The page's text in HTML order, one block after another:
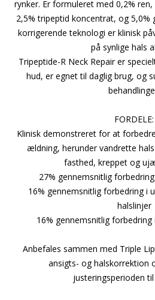
rynker. Er formuleret med 0,2%
2,5% tripeptid koncentrat, og 5,0%
korrigerende teknologi er klinisk
på synlige hals
Tripeptide-R Neck Repair er
hud, er egnet til daglig brug, og
FORDELE:
Klinisk demonstreret for at
ældning, herunder vandrette
fasthed, kreppet og
27% gennemsnitlig
16% gennemsnitlig forbedring i
halslinjer
16% gennemsnitlig forbedring
Anbefales sammen med Triple
ansigts- og halskorrektion
justeringsperioden